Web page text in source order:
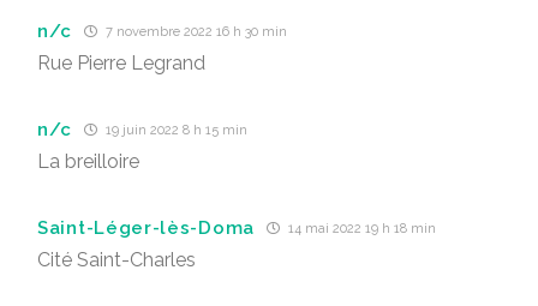
n/c 7 novembre 2022 16 h 30 min
Rue Pierre Legrand
n/c 19 juin 2022 8 h 15 min
La breilloire
Saint-Léger-lès-Doma 14 mai 2022 19 h 18 min
Cité Saint-Charles